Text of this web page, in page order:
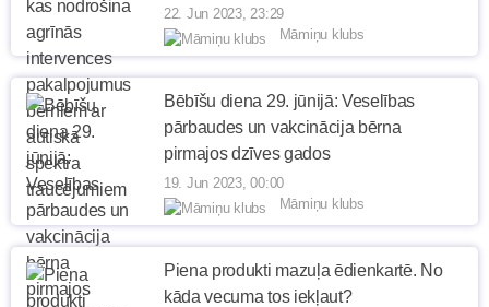
22. Jun 2023, 23:29
Māmiņu klubs
Bēbīšu diena 29. jūnijā: Veselības
pārbaudes un vakcinācija bērna
pirmajos dzīves gados
19. Jun 2023, 00:00
Māmiņu klubs
Piena produkti mazuļa ēdienkartē. No
kāda vecuma tos iekļaut?